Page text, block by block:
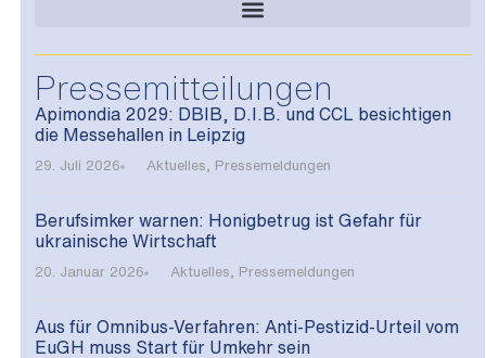
Pressemitteilungen
Apimondia 2029: DBIB, D.I.B. und CCL besichtigen
die Messehallen in Leipzig
29. Juli 2026 Aktuelles Pressemeldungen
Berufsimker warnen: Honigbetrug ist Gefahr für
ukrainische Wirtschaft
20. Januar 2026 Aktuelles Pressemeldungen
Aus für Omnibus-Verfahren: Anti-Pestizid-Urteil vom
EuGH muss Start für Umkehr sein